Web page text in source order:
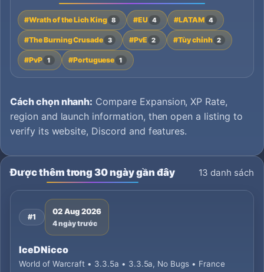
#Wrath of the Lich King 8 #EU 4 #LATAM 4
#The Burning Crusade 3 #PvE 2 #Tùy chỉnh 2
#PvP 1 #Portuguese 1
Cách chọn nhanh: Compare Expansion, XP Rate,
region and launch information, then open a listing to
verify its website, Discord and features.
Được thêm trong 30 ngày gần đây 13 danh sách
#1
02 Aug 2026
4 ngày trước
IceDNicco
World of Warcraft • 3.3.5a • 3.3.5a, No Bugs • France